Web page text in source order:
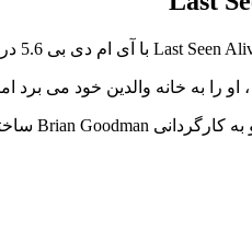
را به خانه والدین خود می